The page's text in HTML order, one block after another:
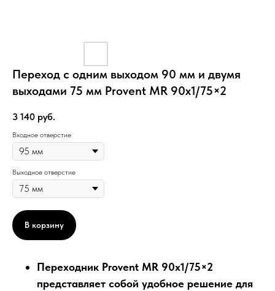
Переход с одним выходом 90 мм и двумя
выходами 75 мм Provent MR 90х1/75×2
3 140 руб.
Входное отверстие
Выходное отверстие
В корзину
Переходник Provent MR 90х1/75×2
представляет собой удобное решение для